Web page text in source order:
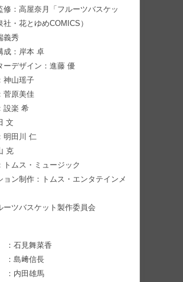
修：高屋奈月「フルーツバスケッ
社・花とゆめCOMICS）
義秀
成：岸本 卓
ーデザイン：進藤 優
神山瑶子
菅原美佳
設楽 希
文
明田川 仁
克
トムス・ミュージック
ョン制作：トムス・エンタテインメ
ーツバスケット製作委員会
石見舞菜香
：島﨑信長
内田雄馬